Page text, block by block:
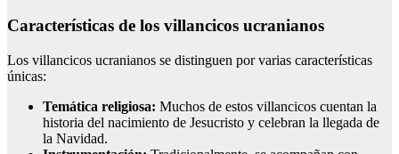
Características de los villancicos ucranianos
Los villancicos ucranianos se distinguen por varias características
únicas:
Temática religiosa: Muchos de estos villancicos cuentan la
historia del nacimiento de Jesucristo y celebran la llegada de
la Navidad.